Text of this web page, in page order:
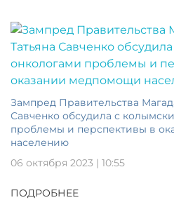
Зампред Правительства
Савченко обсудила с
проблемы и перспективы в
населению
06 октября 2023 | 10:55
ПОДРОБНЕЕ